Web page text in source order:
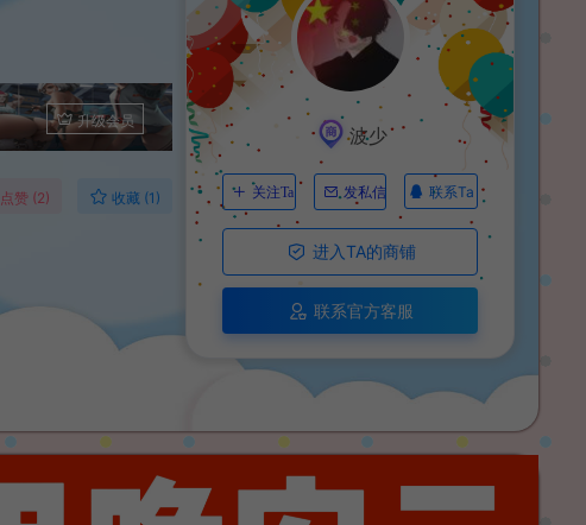
升级会员
点赞 (2) 收藏 (1)
波少
关注Ta 发私信 联系Ta
进入TA的商铺
联系官方客服